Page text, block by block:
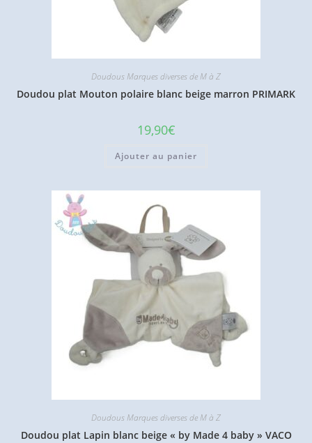
Doudous Marques diverses de M à Z
Doudou plat Mouton polaire blanc beige marron PRIMARK
19,90€
Ajouter au panier
Doudous Marques diverses de M à Z
Doudou plat Lapin blanc beige « by Made 4 baby » VACO